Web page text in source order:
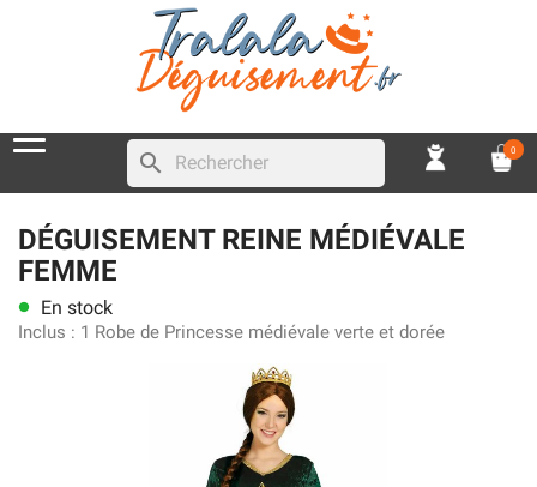
search 0
DÉGUISEMENT REINE MÉDIÉVALE
FEMME
lens En stock
Inclus : 1 Robe de Princesse médiévale verte et dorée